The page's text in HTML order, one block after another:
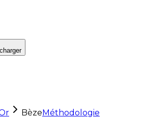
BèzeMéthodologie